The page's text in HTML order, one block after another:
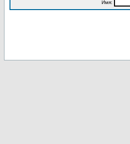
Имя: